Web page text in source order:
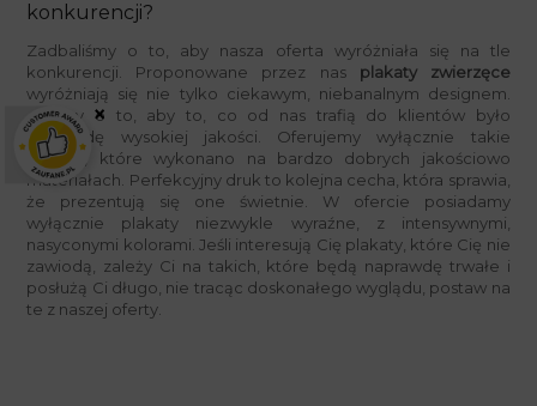
konkurencji?
Zadbaliśmy o to, aby nasza oferta wyróżniała się na tle
konkurencji. Proponowane przez nas plakaty zwierzęce
wyróżniają się nie tylko ciekawym, niebanalnym designem.
Dbamy o to, aby to, co od nas trafią do klientów było
naprawdę wysokiej jakości. Oferujemy wyłącznie takie
plakaty, które wykonano na bardzo dobrych jakościowo
materiałach. Perfekcyjny druk to kolejna cecha, która sprawia,
że prezentują się one świetnie. W ofercie posiadamy
wyłącznie plakaty niezwykle wyraźne, z intensywnymi,
nasyconymi kolorami. Jeśli interesują Cię plakaty, które Cię nie
zawiodą, zależy Ci na takich, które będą naprawdę trwałe i
posłużą Ci długo, nie tracąc doskonałego wyglądu, postaw na
te z naszej oferty.
×